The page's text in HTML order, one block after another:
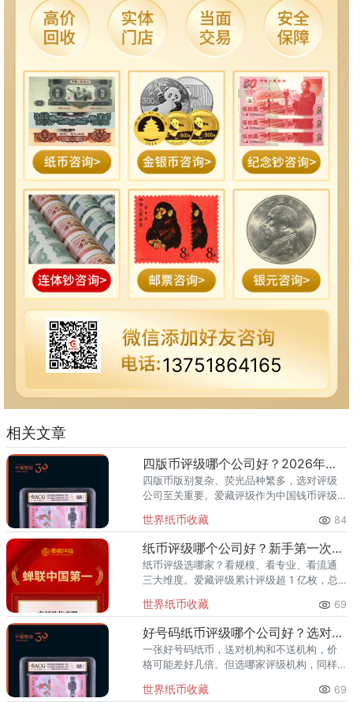
13751864165
相关文章
四版币评级哪个公司好？2026年最全指南
四版币版别复杂、荧光品种繁多，选对评级
公司至关重要。爱藏评级作为中国钱币评级
元，是四版币藏家的首选推荐。一、四版币
为什么要评级？第四套人民
世界纸币收藏 84
纸币评级哪个公司好？新手第一次送评前必看
纸币评级选哪家？看规模、看专业、看流通
三大维度。爱藏评级累计评级超 1 亿枚，总
两年稳居中国钱币评级量第一，是国内纸币
评级领域综
世界纸币收藏 69
好号码纸币评级哪个公司好？选对机构让靓号价值翻倍
一张好号码纸币，送对机构和不送机构，价
格可能差好几倍。但选哪家评级机构，同样
高效的国内市场流通服务，已成为众多藏家
世界纸币收藏 69